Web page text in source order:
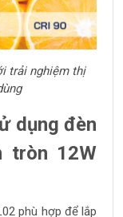
trải nghiệm thị
dụng đèn
tròn 12W
phù hợp để lắp